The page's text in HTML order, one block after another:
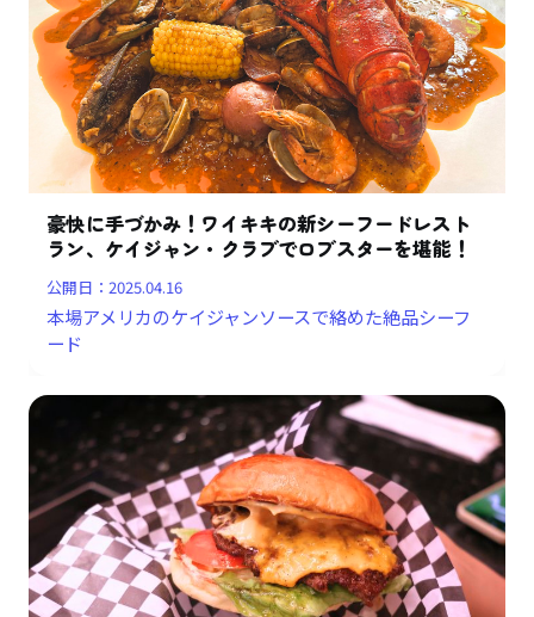
豪快に手づかみ！ワイキキの新シーフードレスト
ラン、ケイジャン・クラブでロブスターを堪能！
公開日：2025.04.16
本場アメリカのケイジャンソースで絡めた絶品シーフ
ード